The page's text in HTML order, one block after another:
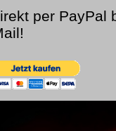
per PayPal